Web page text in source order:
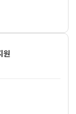
원